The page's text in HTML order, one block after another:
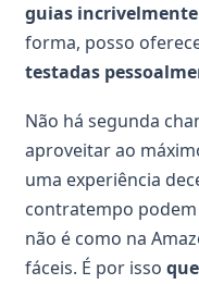
guias
forma, posso
testadas
Não há segunda
aproveitar ao
uma experiência
contratempo
não é como na
fáceis. É por isso